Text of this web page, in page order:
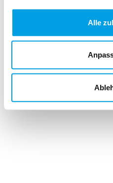
Alle